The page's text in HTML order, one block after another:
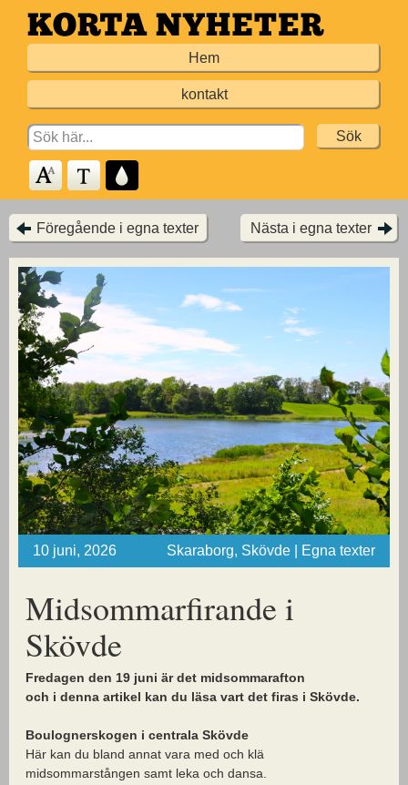
Hoppa
till
Hem
kontakt
Search
for:
Föregående i egna texter Nästa i egna texter
10 juni, 2026 Skaraborg, Skövde | Egna texter
Midsommarfirande i
Skövde
Fredagen den 19 juni är det midsommarafton
och i denna artikel kan du läsa vart det firas i Skövde.
Boulognerskogen i centrala Skövde
Här kan du bland annat vara med och klä
midsommarstången samt leka och dansa.